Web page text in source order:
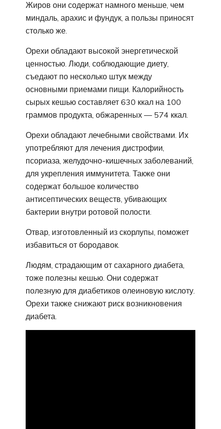
Жиров они содержат намного меньше, чем
миндаль, арахис и фундук, а пользы приносят
столько же.
Орехи обладают высокой энергетической
ценностью. Люди, соблюдающие диету,
съедают по несколько штук между
основными приемами пищи. Калорийность
сырых кешью составляет 630 ккал на 100
граммов продукта, обжаренных — 574 ккал.
Орехи обладают лечебными свойствами. Их
употребляют для лечения дистрофии,
псориаза, желудочно-кишечных заболеваний,
для укрепления иммунитета. Также они
содержат большое количество
антисептических веществ, убивающих
бактерии внутри ротовой полости.
Отвар, изготовленный из скорлупы, поможет
избавиться от бородавок.
Людям, страдающим от сахарного диабета,
тоже полезны кешью. Они содержат
полезную для диабетиков олеиновую кислоту.
Орехи также снижают риск возникновения
диабета.